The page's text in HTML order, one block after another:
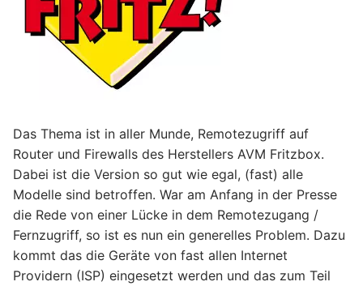
Das Thema ist in aller Munde, Remotezugriff auf
Router und Firewalls des Herstellers AVM Fritzbox.
Dabei ist die Version so gut wie egal, (fast) alle
Modelle sind betroffen. War am Anfang in der Presse
die Rede von einer Lücke in dem Remotezugang /
Fernzugriff, so ist es nun ein generelles Problem. Dazu
kommt das die Geräte von fast allen Internet
Providern (ISP) eingesetzt werden und das zum Teil